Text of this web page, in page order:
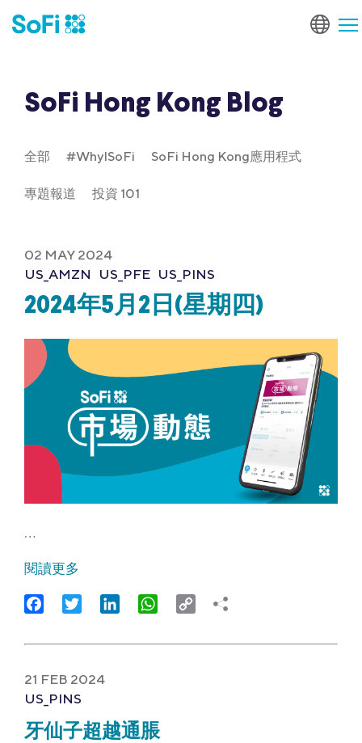
SoFi Hong Kong Blog
全部 #WhyISoFi SoFi Hong Kong應用程式
專題報道 投資 101
02 MAY 2024
US_AMZN
US_PFE US_PINS
2024年5月2日(星期四)
…
閱讀更多
FacebookTwitter LinkedIn WhatsApp
Copy
21 FEB 2024
US_PINS
牙仙子超越通脹